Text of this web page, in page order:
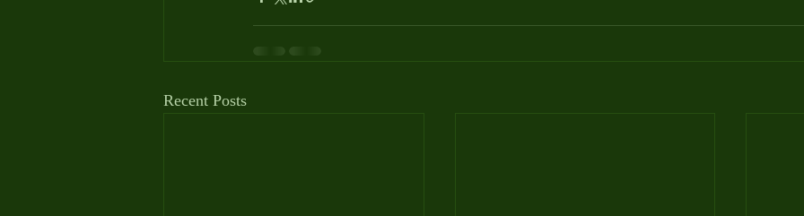
Recent Posts